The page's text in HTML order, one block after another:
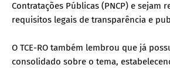
Contratações Públicas (PNCP) e sejam
requisitos legais de transparência e
O TCE-RO também lembrou que já
consolidado sobre o tema,